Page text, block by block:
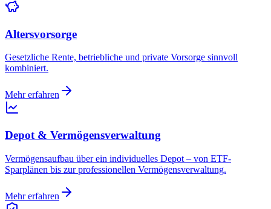
Altersvorsorge
Gesetzliche Rente, betriebliche und private Vorsorge sinnvoll
kombiniert.
Mehr erfahren
Depot & Vermögensverwaltung
Vermögensaufbau über ein individuelles Depot – von ETF-
Sparplänen bis zur professionellen Vermögensverwaltung.
Mehr erfahren